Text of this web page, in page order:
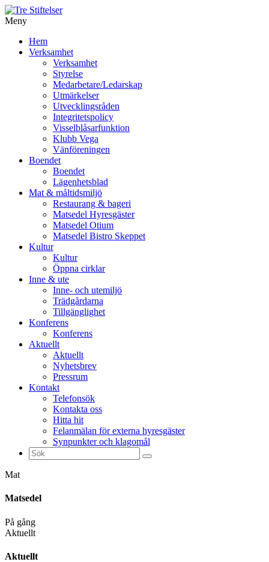
Meny
vidare
Hem
Verksamhet
Verksamhet
Styrelse
Medarbetare/Ledarskap
Utmärkelser
Utvecklingsråden
Integritetspolicy
Visselblåsarfunktion
Klubb Vega
Vänföreningen
Boendet
Boendet
Lägenhetsblad
Mat & måltidsmiljö
Restaurang & bageri
Matsedel Hyresgäster
Matsedel Otium
Matsedel Bistro Skeppet
Kultur
Kultur
Öppna cirklar
Inne & ute
Inne- och utemiljö
Trädgårdarna
Tillgänglighet
Konferens
Konferens
Aktuellt
Aktuellt
Nyhetsbrev
Pressrum
Kontakt
Telefonsök
Kontakta oss
Hitta hit
Felanmälan för externa hyresgäster
Synpunkter och klagomål
Sök
efter:
Mat
Matsedel
På gång
Aktuellt
Aktuellt